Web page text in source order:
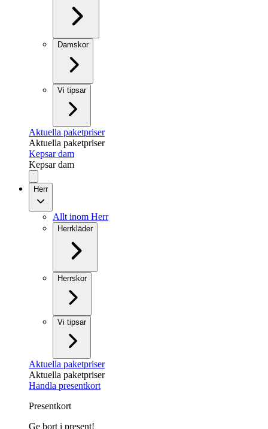
Damskor
Vi tipsar
Aktuella paketpriser
Aktuella paketpriser
Kepsar dam
Kepsar dam
Herr
Allt inom Herr
Herrkläder
Herrskor
Vi tipsar
Aktuella paketpriser
Aktuella paketpriser
Handla presentkort
Presentkort
Ge bort i present!